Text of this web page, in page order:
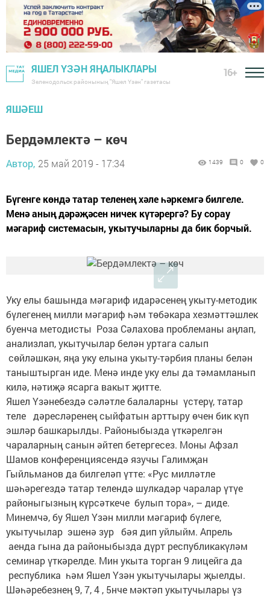
ЯШЕЛ ҮЗӘН ЯҢАЛЫКЛАРЫ
Зеленодольск районының "Яшел Үзән" газетасы
16+
ЯШӘЕШ
Бердәмлектә – көч
Автор, 25 май 2019 - 17:34 1439 0 0
Бүгенге көндә татар теленең хәле һәркемгә билгеле.
Менә аның дәрәҗәсен ничек күтәрергә? Бу сорау
мәгариф системасын, укытучыларны да бик борчый.
Уку елы башында мәгариф идарәсенең укыту-методик
бүлегенең милли мәгариф һәм төбәкара хезмәттәшлек
буенча методисты Роза Сәлахова проблеманы аңлап,
анализлап, укытучылар белән уртага салып
сөйләшкән, яңа уку елына укыту-тәрбия планы белән
таныштырган иде. Менә инде уку елы да тәмамланып
килә, нәтиҗә ясарга вакыт җитте.
Яшел Үзәнебездә сәләтле балаларны үстерү, татар
теле дәресләренең сыйфатын арттыру өчен бик күп
эшләр башкарылды. Районыбызда үткәрелгән
чараларның санын әйтеп бетергесез. Моны Афзал
Шамов конференциясендә язучы Галимҗан
Гыйльманов да билгеләп үтте: «Рус милләтле
шәһәрегездә татар телендә шулкадәр чаралар үтүе
районыгызның күрсәткече булып тора», – диде.
Минемчә, бу Яшел Үзән милли мәгариф бүлеге,
укытучылар эшенә зур бәя дип уйлыйм. Апрель
аенда гына да районыбызда дүрт республикакүләм
семинар үткәрелде. Мин укыта торган 9 лицейга да
республика һәм Яшел Үзән укытучылары җыелды.
Шәһәребезнең 9, 7, 4 , 5нче мәктәп укытучылары үз